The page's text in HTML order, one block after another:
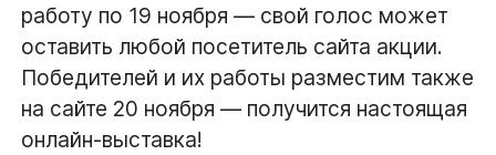
работу по 19 ноября — свой голос может
оставить любой посетитель сайта акции.
Победителей и их работы разместим также
на сайте 20 ноября — получится настоящая
онлайн-выставка!